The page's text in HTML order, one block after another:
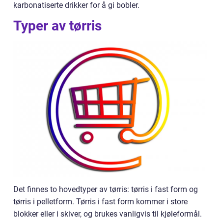
karbonatiserte drikker for å gi bobler.
Typer av tørris
Det finnes to hovedtyper av tørris: tørris i fast form og
tørris i pelletform. Tørris i fast form kommer i store
blokker eller i skiver, og brukes vanligvis til kjøleformål.